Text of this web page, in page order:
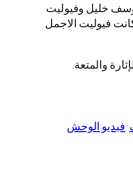
خليل وفيوليت
فيوليت الاجمل
والمتعة.
فيديو الوحش